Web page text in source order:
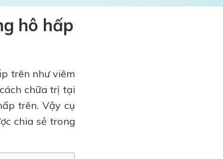
hô hấp
trên như viêm
chữa trị tại
trên. Vậy cụ
chia sẻ trong